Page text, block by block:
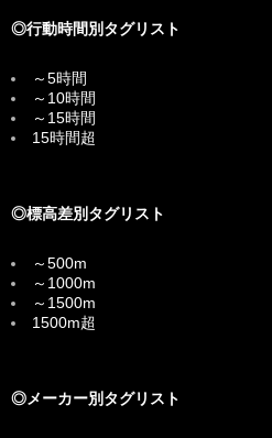
◎行動時間別タグリスト
～5時間
～10時間
～15時間
15時間超
◎標高差別タグリスト
～500m
～1000m
～1500m
1500m超
◎メーカー別タグリスト